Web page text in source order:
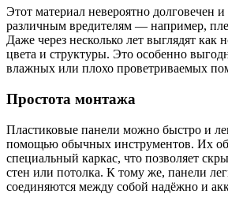
Этот материал невероятно долговечен
различным вредителям — например,
Даже через несколько лет выглядят как
цвета и структуры. Это особенно
влажных или плохо проветриваемых
Простота монтажа
Пластиковые панели можно быстро и
помощью обычных инструментов. Их
специальный каркас, что позволяет
стен или потолка. К тому же, панели
соединяются между собой надёжно и